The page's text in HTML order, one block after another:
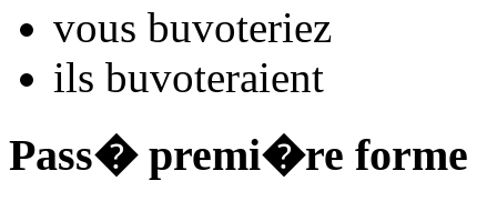
vous buvoteriez
ils buvoteraient
Pass� premi�re forme